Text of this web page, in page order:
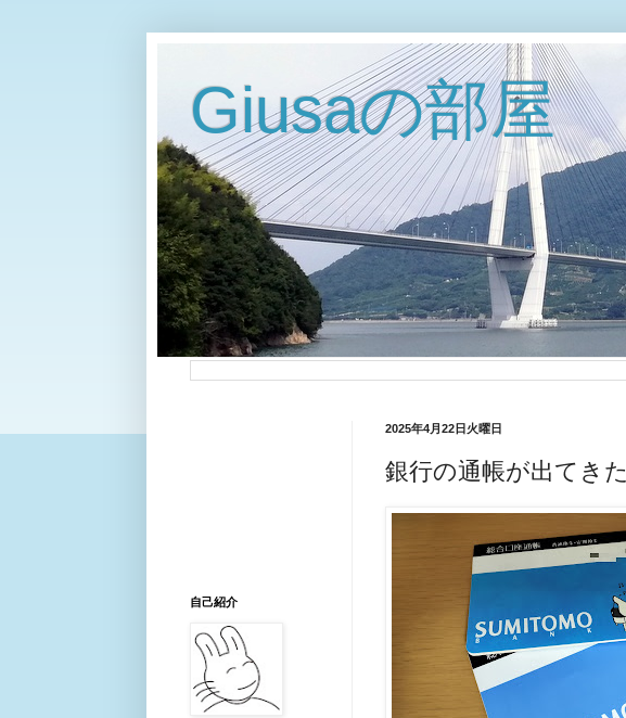
Giusaの部屋
2025年4月22日火曜日
銀行の通帳が出てきた
自己紹介